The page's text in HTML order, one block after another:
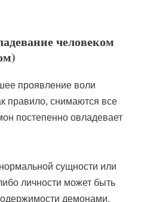
человеком
проявление воли
правило, снимаются все
постепенно овладевает
сущности или
личности может быть
демонами.